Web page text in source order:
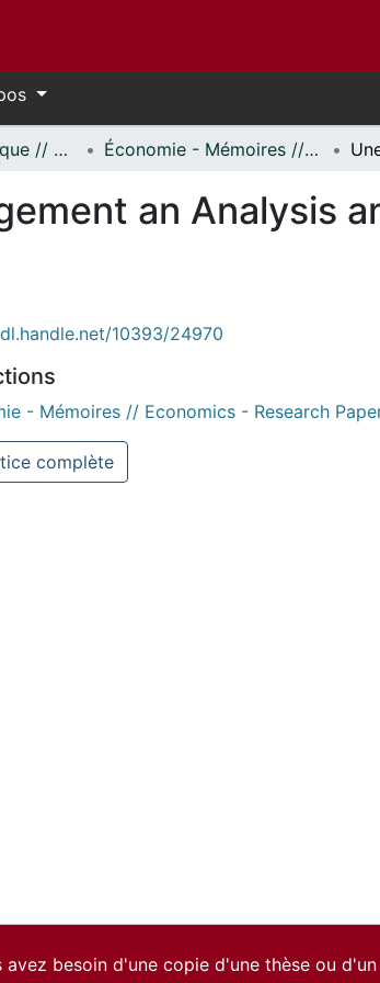
Science économique // Economics Économie - Mémoires // Economics - Research Papers
an Analysis
10393/24970
- Mémoires // Economics - Research
complète
avez besoin d'une copie d'une thèse ou